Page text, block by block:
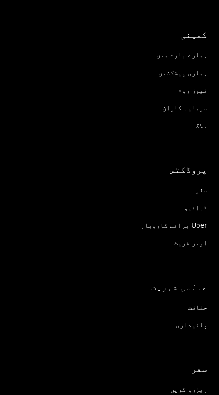
کمپنی
ہمارے بارے میں
ہماری پیشکشیں
نیوز روم
سرمایہ کاران
بلاگ
پروڈکٹس
سفر
ڈرائیو
Uber برائے کاروبار
اوبر فریٹ
عالمی شہریت
حفاظت
پائیداری
سفر
ریزرو کریں